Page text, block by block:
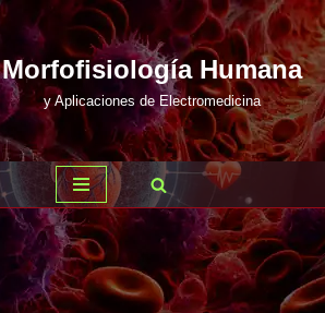
Morfofisiología Humana
y Aplicaciones de Electromedicina